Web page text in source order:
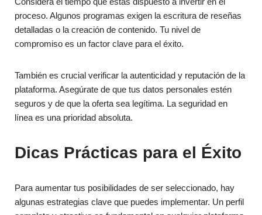
proceso. Algunos programas exigen la escritura de reseñas
detalladas o la creación de contenido. Tu nivel de
compromiso es un factor clave para el éxito.
También es crucial verificar la autenticidad y reputación de la
plataforma. Asegúrate de que tus datos personales estén
seguros y de que la oferta sea legítima. La seguridad en
línea es una prioridad absoluta.
Dicas Prácticas para el Éxito
Para aumentar tus posibilidades de ser seleccionado, hay
algunas estrategias clave que puedes implementar. Un perfil